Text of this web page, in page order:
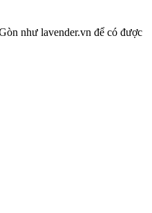
như lavender.vn để có được